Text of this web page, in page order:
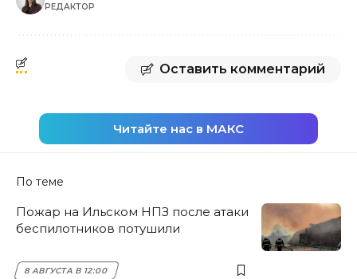
РЕДАКТОР
Оставить комментарий
Читайте нас в МАКС
По теме
Пожар на Ильском НПЗ после атаки
беспилотников потушили
8 АВГУСТА В 12:00